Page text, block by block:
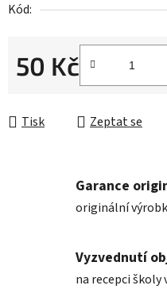
Kód:
50 Kč
Tisk Zeptat se
Garance
originální
Vyzvednutí
na recepci školy